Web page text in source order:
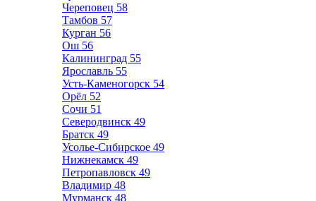
Череповец 58
Тамбов 57
Курган 56
Ош 56
Калининград 55
Ярославль 55
Усть-Каменогорск 54
Орёл 52
Сочи 51
Северодвинск 49
Братск 49
Усолье-Сибирское 49
Нижнекамск 49
Петропавловск 49
Владимир 48
Мурманск 48